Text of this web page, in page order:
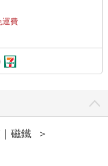
運費
磁鐵
＞